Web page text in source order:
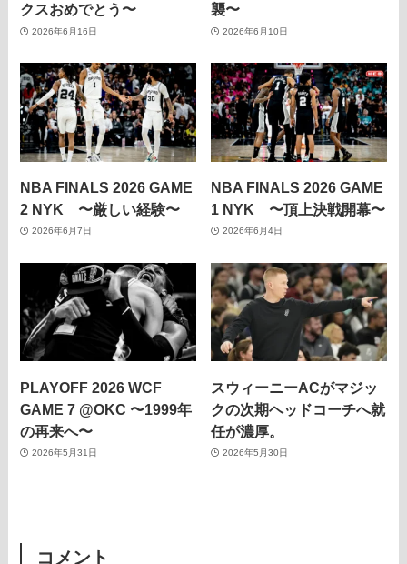
クスおめでとう〜
2026年6月16日
襲〜
2026年6月10日
NBA FINALS 2026 GAME
2 NYK 〜厳しい経験〜
2026年6月7日
NBA FINALS 2026 GAME
1 NYK 〜頂上決戦開幕〜
2026年6月4日
PLAYOFF 2026 WCF
GAME 7 @OKC 〜1999年
の再来へ〜
2026年5月31日
スウィーニーACがマジッ
クの次期ヘッドコーチへ就
任が濃厚。
2026年5月30日
コメント